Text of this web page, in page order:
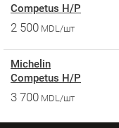
Competus H/P
2 500 MDL/шт
Michelin
Competus H/P
3 700 MDL/шт